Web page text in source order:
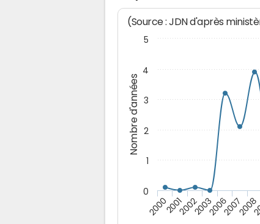
Nombre d'années
(Source : JDN d'après
2000200120022003200620072008
0
1
2
3
4
5